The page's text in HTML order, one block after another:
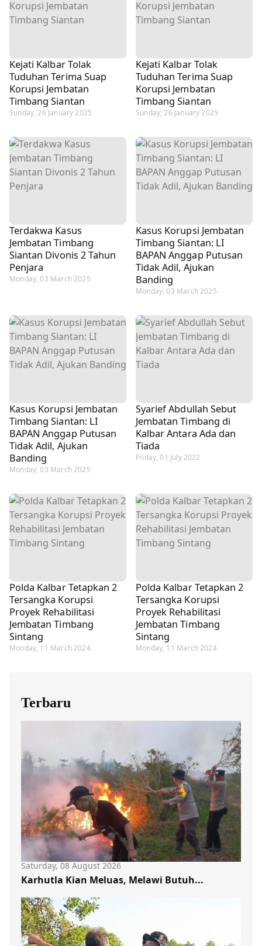
Kejati Kalbar Tolak
Tuduhan Terima Suap
Korupsi Jembatan
Timbang Siantan
Sunday, 26 January 2025
Kejati Kalbar Tolak
Tuduhan Terima Suap
Korupsi Jembatan
Timbang Siantan
Sunday, 26 January 2025
Terdakwa Kasus
Jembatan Timbang
Siantan Divonis 2 Tahun
Penjara
Monday, 03 March 2025
Kasus Korupsi Jembatan
Timbang Siantan: LI
BAPAN Anggap Putusan
Tidak Adil, Ajukan
Banding
Monday, 03 March 2025
Kasus Korupsi Jembatan
Timbang Siantan: LI
BAPAN Anggap Putusan
Tidak Adil, Ajukan
Banding
Monday, 03 March 2025
Syarief Abdullah Sebut
Jembatan Timbang di
Kalbar Antara Ada dan
Tiada
Friday, 01 July 2022
Polda Kalbar Tetapkan 2
Tersangka Korupsi
Proyek Rehabilitasi
Jembatan Timbang
Sintang
Monday, 11 March 2024
Polda Kalbar Tetapkan 2
Tersangka Korupsi
Proyek Rehabilitasi
Jembatan Timbang
Sintang
Monday, 11 March 2024
Terbaru
Saturday, 08 August 2026
Karhutla Kian Meluas, Melawi Butuh...